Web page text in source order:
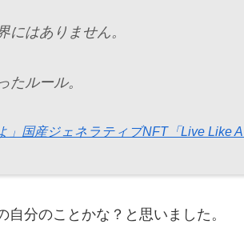
にはありません。
たルール。
」国産ジェネラティブNFT「Live Like
分のことかな？と思いました。